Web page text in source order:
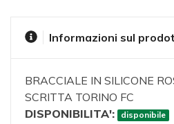
Informazioni sul
BRACCIALE IN SILICONE
SCRITTA TORINO FC
DISPONIBILITA':
disponibile